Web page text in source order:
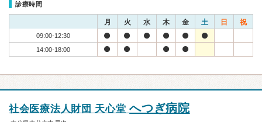
診療時間
月 火 水 木 金 土 日 祝
09:00-12:30
14:00-18:00
社会医療法人財団 天心堂へつぎ病院